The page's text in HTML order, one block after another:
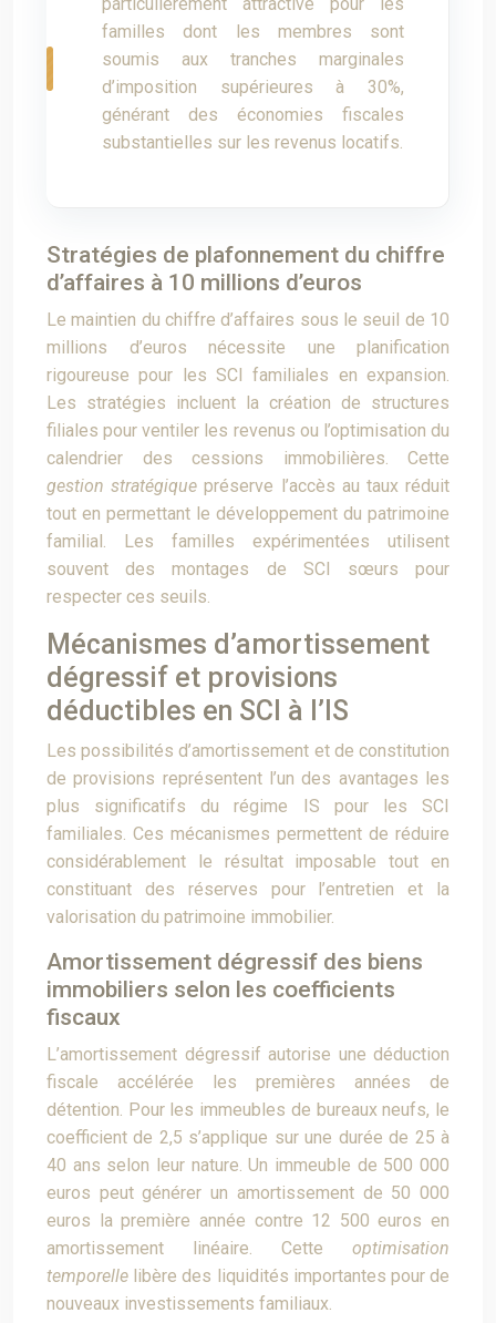
familles dont les membres sont
soumis aux tranches marginales
d’imposition supérieures à 30%,
générant des économies fiscales
substantielles sur les revenus locatifs.
Stratégies de plafonnement du chiffre
d’affaires à 10 millions d’euros
Le maintien du chiffre d’affaires sous le seuil de 10
millions d’euros nécessite une planification
rigoureuse pour les SCI familiales en expansion.
Les stratégies incluent la création de structures
filiales pour ventiler les revenus ou l’optimisation du
calendrier des cessions immobilières. Cette
gestion stratégiquepréserve l’accès au taux réduit
tout en permettant le développement du patrimoine
familial. Les familles expérimentées utilisent
souvent des montages de SCI sœurs pour
respecter ces seuils.
Mécanismes d’amortissement
dégressif et provisions
déductibles en SCI à l’IS
Les possibilités d’amortissement et de constitution
de provisions représentent l’un des avantages les
plus significatifs du régime IS pour les SCI
familiales. Ces mécanismes permettent de réduire
considérablement le résultat imposable tout en
constituant des réserves pour l’entretien et la
valorisation du patrimoine immobilier.
Amortissement dégressif des biens
immobiliers selon les coefficients
fiscaux
L’amortissement dégressif autorise une déduction
fiscale accélérée les premières années de
détention. Pour les immeubles de bureaux neufs, le
coefficient de 2,5 s’applique sur une durée de 25 à
40 ans selon leur nature. Un immeuble de 500 000
euros peut générer un amortissement de 50 000
euros la première année contre 12 500 euros en
amortissement linéaire. Cette optimisation
temporelle libère des liquidités importantes pour de
nouveaux investissements familiaux.